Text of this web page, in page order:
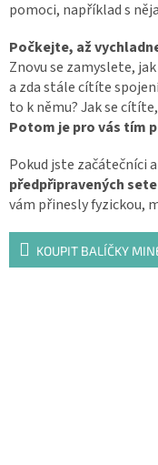
pomoci, například s
Počkejte, až
Znovu se zamyslete,
a zda stále cítíte
to k němu? Jak se
Potom je pro vás tím
Pokud jste začátečníci a
předpřipravených
vám přinesly fyzickou,
KOUPIT BALÍČKY